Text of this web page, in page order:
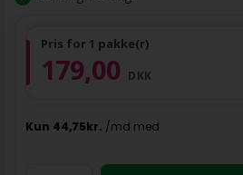
Pris for 1 pakke(r)
179,00 DKK